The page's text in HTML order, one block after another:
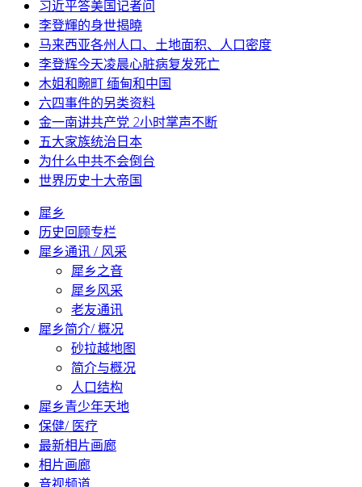
习近平答美国记者问
李登輝的身世揭曉
马来西亚各州人口、土地面积、人口密度
李登辉今天凌晨心脏病复发死亡
木姐和畹町 缅甸和中国
六四事件的另类资料
金一南讲共产党 2小时掌声不断
五大家族统治日本
为什么中共不会倒台
世界历史十大帝国
犀乡
历史回顾专栏
犀乡通讯 / 风采
犀乡之音
犀乡风采
老友通讯
犀乡简介/ 概况
砂拉越地图
简介与概况
人口结构
犀乡青少年天地
保健/ 医疗
最新相片画廊
相片画廊
音视频道